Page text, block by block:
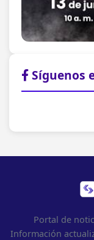
Síguenos
Portal de
Información